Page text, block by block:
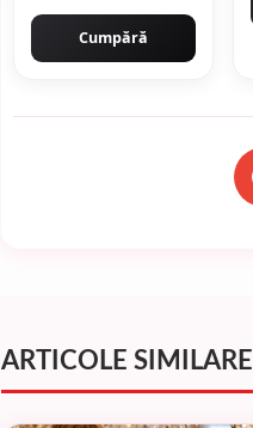
Cumpără
ARTICOLE SIMILARE